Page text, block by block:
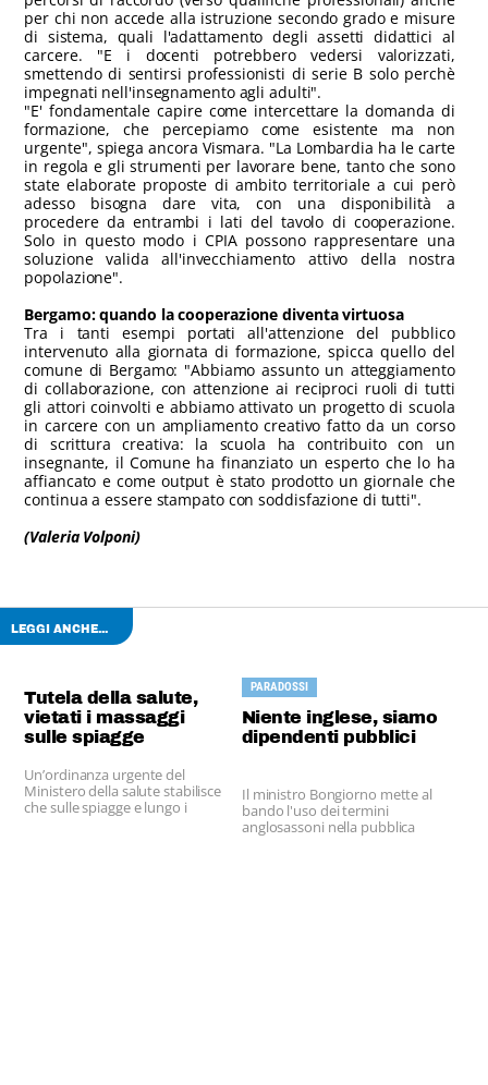
per chi non accede alla istruzione secondo grado e misure
di sistema, quali l'adattamento degli assetti didattici al
carcere. "E i docenti potrebbero vedersi valorizzati,
smettendo di sentirsi professionisti di serie B solo perchè
impegnati nell'insegnamento agli adulti".
"E' fondamentale capire come intercettare la domanda di
formazione, che percepiamo come esistente ma non
urgente", spiega ancora Vismara. "La Lombardia ha le carte
in regola e gli strumenti per lavorare bene, tanto che sono
state elaborate proposte di ambito territoriale a cui però
adesso bisogna dare vita, con una disponibilità a
procedere da entrambi i lati del tavolo di cooperazione.
Solo in questo modo i CPIA possono rappresentare una
soluzione valida all'invecchiamento attivo della nostra
popolazione".
Bergamo: quando la cooperazione diventa virtuosa
Tra i tanti esempi portati all'attenzione del pubblico
intervenuto alla giornata di formazione, spicca quello del
comune di Bergamo: "Abbiamo assunto un atteggiamento
di collaborazione, con attenzione ai reciproci ruoli di tutti
gli attori coinvolti e abbiamo attivato un progetto di scuola
in carcere con un ampliamento creativo fatto da un corso
di scrittura creativa: la scuola ha contribuito con un
insegnante, il Comune ha finanziato un esperto che lo ha
affiancato e come output è stato prodotto un giornale che
continua a essere stampato con soddisfazione di tutti".
(Valeria Volponi)
LEGGI ANCHE...
Tutela della salute,
vietati i massaggi
sulle spiagge
Un’ordinanza urgente del
Ministero della salute stabilisce
che sulle spiagge e lungo i
PARADOSSI
Niente inglese, siamo
dipendenti pubblici
Il ministro Bongiorno mette al
bando l'uso dei termini
anglosassoni nella pubblica